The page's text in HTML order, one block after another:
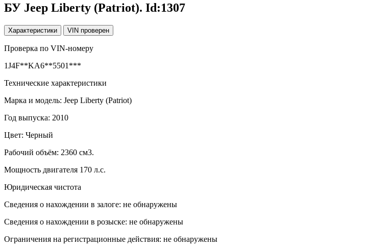
БУ Jeep Liberty (Patriot). Id:1307
Характеристики VIN проверен
Проверка по VIN-номеру
1J4F**KA6**5501***
Технические характеристики
Марка и модель: Jeep Liberty (Patriot)
Год выпуска: 2010
Цвет: Черный
Рабочий объём: 2360 см3.
Мощность двигателя 170 л.с.
Юридическая чистота
Сведения о нахождении в залоге: не обнаружены
Сведения о нахождении в розыске: не обнаружены
Ограничения на регистрационные действия: не обнаружены